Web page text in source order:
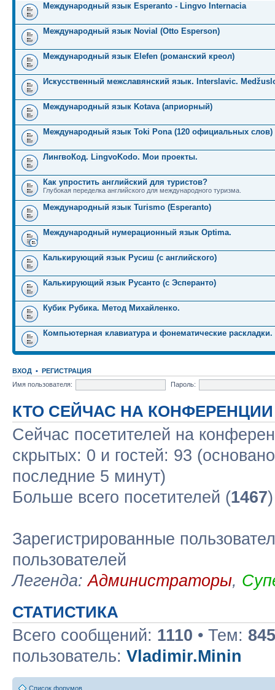
Международный язык Esperanto - Lingvo Internacia
Международный язык Novial (Otto Esperson)
Международный язык Elefen (романский креол)
Искусственный межславянский язык. Interslavic.
Международный язык Kotava (априорный)
Международный язык Toki Pona (120 официальных слов)
ЛингвоКод. LingvoKodo. Мои проекты.
Как упростить английский для туристов?
Глубокая переделка английского для международного туризма.
Международный язык Turismo (Esperanto)
Международный нумерационный язык Optima.
Калькирующий язык Русиш (с английского)
Калькирующий язык Русанто (с Эсперанто)
Кубик Рубика. Метод Михайленко.
Компьютерная клавиатура и фонематические раскладки.
ВХОД • РЕГИСТРАЦИЯ
Имя пользователя:
Пароль:
КТО СЕЙЧАС НА КОНФЕРЕНЦИИ
Сейчас посетителей на
скрытых: 0 и гостей: 93
последние 5 минут)
Больше всего посетителей (1467
Зарегистрированные
пользователей
Легенда:Администраторы,
СТАТИСТИКА
Всего сообщений: 1110 • Тем: 845
пользователь: Vladimir.Minin
Список форумов